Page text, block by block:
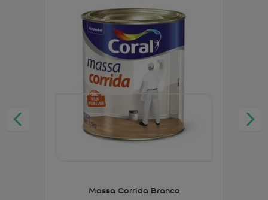
Massa Corrida Branco